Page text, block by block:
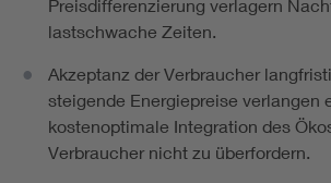
Preisdifferenzierung verlagern
lastschwache Zeiten.
Akzeptanz der Verbraucher
steigende Energiepreise verlangen
kostenoptimale Integration des
Verbraucher nicht zu überfordern.